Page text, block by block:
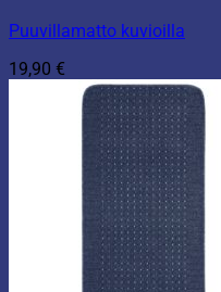
Puuvillamatto kuvioilla
19,90 €